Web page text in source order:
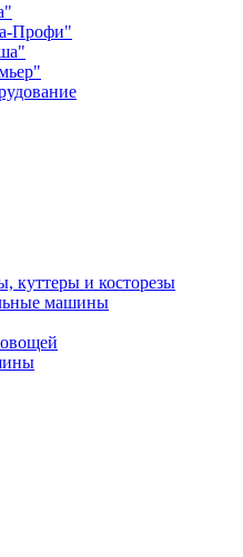
Профи"
куттеры и косторезы
машины